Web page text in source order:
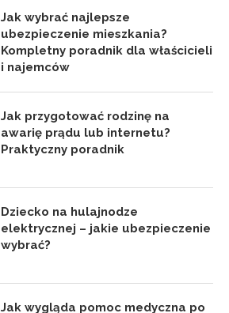
Jak wybrać najlepsze
ubezpieczenie mieszkania?
Kompletny poradnik dla właścicieli
i najemców
Jak przygotować rodzinę na
awarię prądu lub internetu?
Praktyczny poradnik
Dziecko na hulajnodze
elektrycznej – jakie ubezpieczenie
wybrać?
Jak wygląda pomoc medyczna po